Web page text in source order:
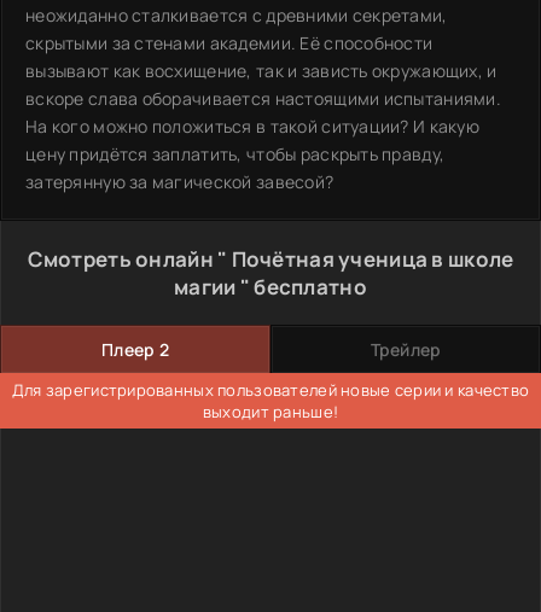
неожиданно сталкивается с древними секретами,
скрытыми за стенами академии. Её способности
вызывают как восхищение, так и зависть окружающих, и
вскоре слава оборачивается настоящими испытаниями.
На кого можно положиться в такой ситуации? И какую
цену придётся заплатить, чтобы раскрыть правду,
затерянную за магической завесой?
Смотреть онлайн " Почётная ученица в школе
магии " бесплатно
Плеер 2 Трейлер
Для зарегистрированных пользователей новые серии и качество
выходит раньше!